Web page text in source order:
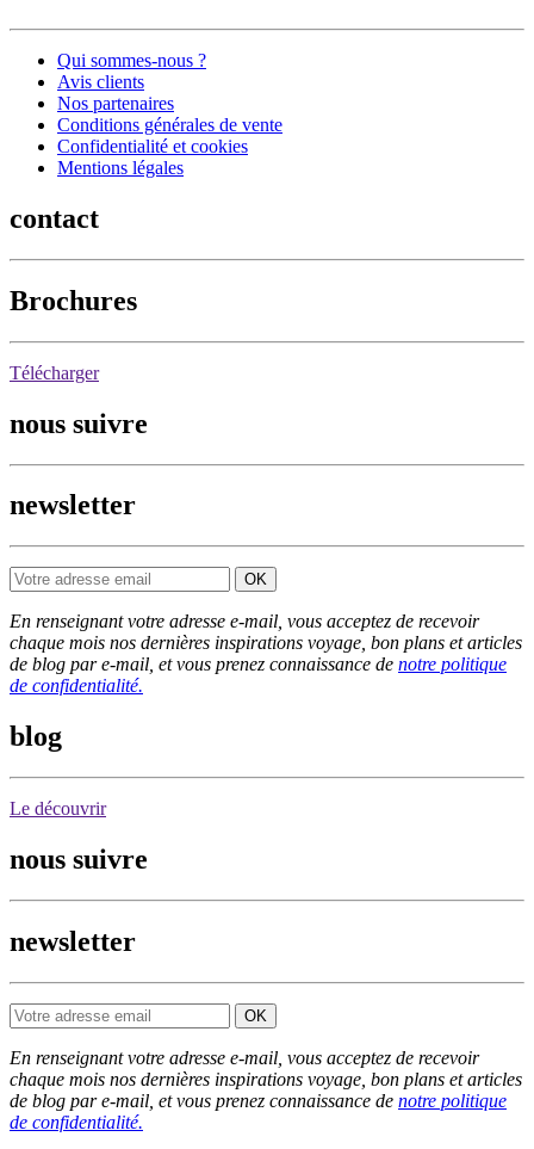
Qui sommes-nous ?
Avis clients
Nos partenaires
Conditions générales de vente
Confidentialité et cookies
Mentions légales
contact
Brochures
Télécharger
nous suivre
newsletter
En renseignant votre adresse e-mail, vous acceptez de recevoir
chaque mois nos dernières inspirations voyage, bon plans et articles
de blog par e-mail, et vous prenez connaissance de notre politique
de confidentialité.
blog
Le découvrir
nous suivre
newsletter
En renseignant votre adresse e-mail, vous acceptez de recevoir
chaque mois nos dernières inspirations voyage, bon plans et articles
de blog par e-mail, et vous prenez connaissance de notre politique
de confidentialité.